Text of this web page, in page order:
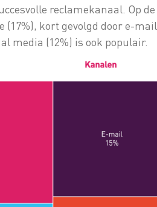
reclamekanaal. Op
kort gevolgd door e-
media (12%) is ook populair.